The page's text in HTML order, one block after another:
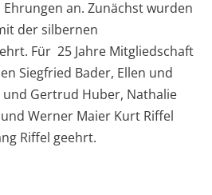
an. Zunächst wurden
der silbernen
Für 25 Jahre Mitgliedschaft
Siegfried Bader, Ellen und
Gertrud Huber, Nathalie
Werner Maier Kurt Riffel
Riffel geehrt.